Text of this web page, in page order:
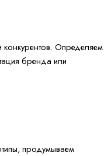
Определяем
бренда или
продумываем